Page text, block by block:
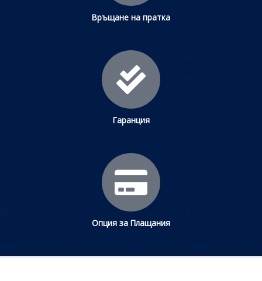
Връщане на пратка
Гаранция
Опция за Плащания